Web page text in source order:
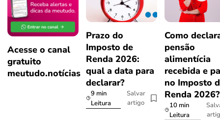
Acesse o canal
gratuito
meutudo.notícias
Prazo do
Imposto de
Renda 2026:
qual a data para
declarar?
9 min
Leitura
Salvar
artigo
Como
pensão
alimentícia
recebida e
no Imposto
Renda
10 min
Leitura